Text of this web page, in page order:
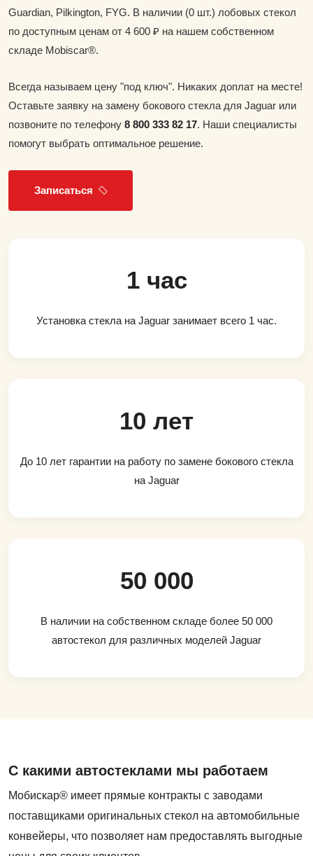
Guardian, Pilkington, FYG. В наличии (0 шт.) лобовых стекол
по доступным ценам от 4 600 ₽ на нашем собственном
складе Mobiscar®.
Всегда называем цену "под ключ". Никаких доплат на месте!
Оставьте заявку на замену бокового стекла для Jaguar или
позвоните по телефону 8 800 333 82 17. Наши специалисты
помогут выбрать оптимальное решение.
Записаться
1 час
Установка стекла на Jaguar занимает всего 1 час.
10 лет
До 10 лет гарантии на работу по замене бокового стекла
на Jaguar
50 000
В наличии на собственном складе более 50 000
автостекол для различных моделей Jaguar
С какими автостеклами мы работаем
Мобискар® имеет прямые контракты с заводами
поставщиками оригинальных стекол на автомобильные
конвейеры, что позволяет нам предоставлять выгодные